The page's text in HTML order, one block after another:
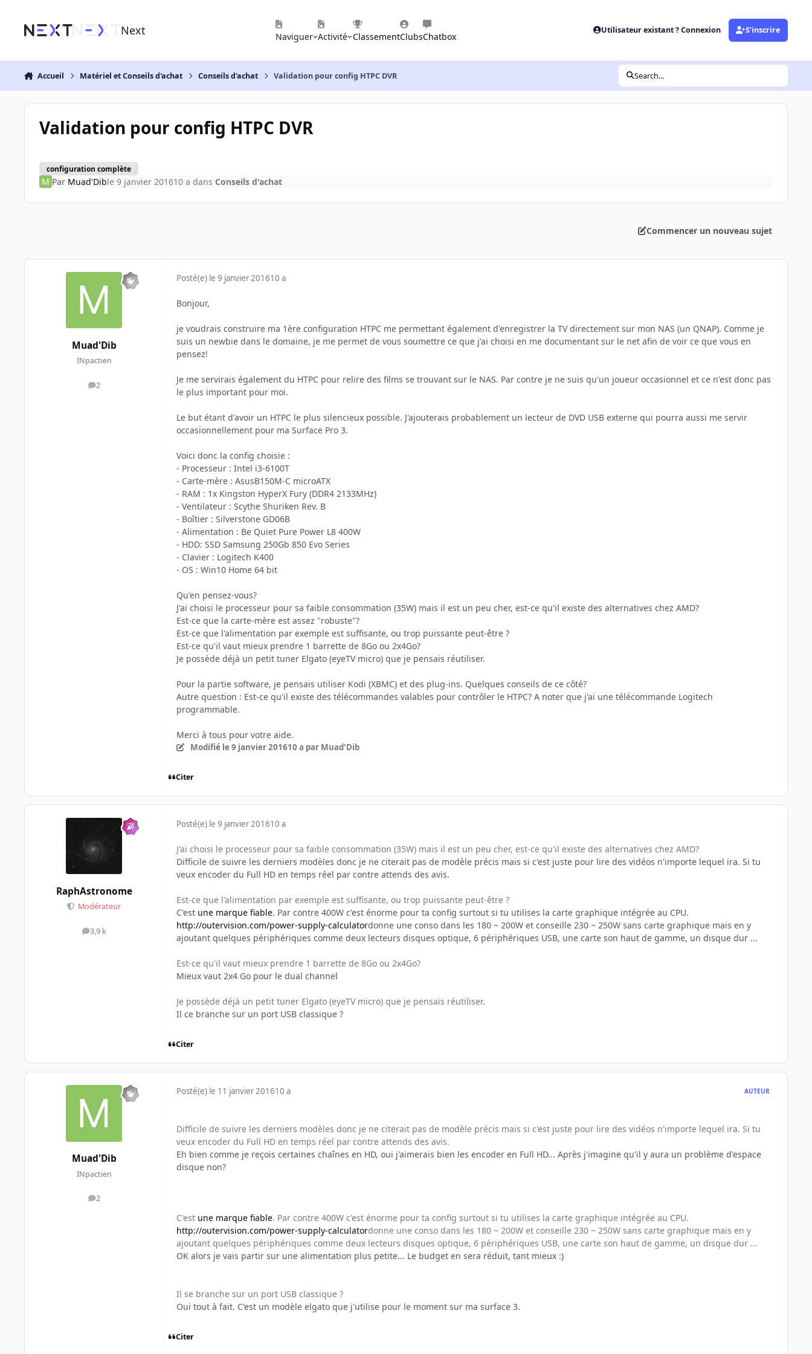
Next Naviguer Activité ClassementClubsChatbox
Utilisateur existant ? Connexion S’inscrire
Accueil Matériel et Conseils d'achat Conseils d'achat Validation pour config HTPC DVR Search...
Validation pour config HTPC DVR
configuration complète
Par Muad'Dible 9 janvier 201610 a dans Conseils d'achat
Commencer un nouveau sujet
Muad'Dib
INpactien
2
messages
Posté(e) le 9 janvier 201610 a
Bonjour,
je voudrais construire ma 1ère configuration HTPC me permettant également d'enregistrer la TV directement sur mon NAS (un QNAP). Comme je
suis un newbie dans le domaine, je me permet de vous soumettre ce que j'ai choisi en me documentant sur le net afin de voir ce que vous en
pensez!
Je me servirais également du HTPC pour relire des films se trouvant sur le NAS. Par contre je ne suis qu'un joueur occasionnel et ce n'est donc pas
le plus important pour moi.
Le but étant d'avoir un HTPC le plus silencieux possible. J'ajouterais probablement un lecteur de DVD USB externe qui pourra aussi me servir
occasionnellement pour ma Surface Pro 3.
Voici donc la config choisie :
- Processeur : Intel i3-6100T
- Carte-mère : AsusB150M-C microATX
- RAM : 1x Kingston HyperX Fury (DDR4 2133MHz)
- Ventilateur : Scythe Shuriken Rev. B
- Boîtier : Silverstone GD06B
- Alimentation : Be Quiet Pure Power L8 400W
- HDD: SSD Samsung 250Gb 850 Evo Series
- Clavier : Logitech K400
- OS : Win10 Home 64 bit
Qu'en pensez-vous?
J'ai choisi le processeur pour sa faible consommation (35W) mais il est un peu cher, est-ce qu'il existe des alternatives chez AMD?
Est-ce que la carte-mère est assez "robuste"?
Est-ce que l'alimentation par exemple est suffisante, ou trop puissante peut-être ?
Est-ce qu'il vaut mieux prendre 1 barrette de 8Go ou 2x4Go?
Je possède déjà un petit tuner Elgato (eyeTV micro) que je pensais réutiliser.
Pour la partie software, je pensais utiliser Kodi (XBMC) et des plug-ins. Quelques conseils de ce côté?
Autre question : Est-ce qu'il existe des télécommandes valables pour contrôler le HTPC? A noter que j'ai une télécommande Logitech
programmable.
Merci à tous pour votre aide.
Modifié le 9 janvier 201610 a par Muad'Dib
Citer
RaphAstronome
Modérateur
3,9 k
messages
Posté(e) le 9 janvier 201610 a
J'ai choisi le processeur pour sa faible consommation (35W) mais il est un peu cher, est-ce qu'il existe des alternatives chez AMD?
Difficile de suivre les derniers modèles donc je ne citerait pas de modèle précis mais si c'est juste pour lire des vidéos n'importe lequel ira. Si tu
veux encoder du Full HD en temps réel par contre attends des avis.
Est-ce que l'alimentation par exemple est suffisante, ou trop puissante peut-être ?
C'est une marque fiable. Par contre 400W c'est énorme pour ta config surtout si tu utilises la carte graphique intégrée au CPU.
http://outervision.com/power-supply-calculatordonne une conso dans les 180 ~ 200W et conseille 230 ~ 250W sans carte graphique mais en y
ajoutant quelques périphériques comme deux lecteurs disques optique, 6 périphériques USB, une carte son haut de gamme, un disque dur ...
Est-ce qu'il vaut mieux prendre 1 barrette de 8Go ou 2x4Go?
Mieux vaut 2x4 Go pour le dual channel
Je possède déjà un petit tuner Elgato (eyeTV micro) que je pensais réutiliser.
Il ce branche sur un port USB classique ?
Citer
Muad'Dib
INpactien
2
messages
Posté(e) le 11 janvier 201610 a AUTEUR
Difficile de suivre les derniers modèles donc je ne citerait pas de modèle précis mais si c'est juste pour lire des vidéos n'importe lequel ira. Si tu
veux encoder du Full HD en temps réel par contre attends des avis.
Eh bien comme je reçois certaines chaînes en HD, oui j'aimerais bien les encoder en Full HD... Après j'imagine qu'il y aura un problème d'espace
disque non?
C'est une marque fiable. Par contre 400W c'est énorme pour ta config surtout si tu utilises la carte graphique intégrée au CPU.
http://outervision.com/power-supply-calculatordonne une conso dans les 180 ~ 200W et conseille 230 ~ 250W sans carte graphique mais en y
ajoutant quelques périphériques comme deux lecteurs disques optique, 6 périphériques USB, une carte son haut de gamme, un disque dur ...
OK alors je vais partir sur une alimentation plus petite... Le budget en sera réduit, tant mieux :)
Il se branche sur un port USB classique ?
Oui tout à fait. C'est un modèle elgato que j'utilise pour le moment sur ma surface 3.
Citer